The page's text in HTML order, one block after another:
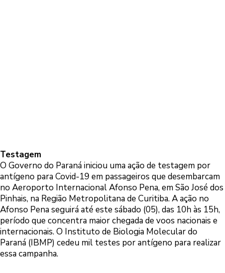
Testagem
O Governo do Paraná iniciou uma ação de testagem por
antígeno para Covid-19 em passageiros que desembarcam
no Aeroporto Internacional Afonso Pena, em São José dos
Pinhais, na Região Metropolitana de Curitiba. A ação no
Afonso Pena seguirá até este sábado (05), das 10h às 15h,
período que concentra maior chegada de voos nacionais e
internacionais. O Instituto de Biologia Molecular do
Paraná (IBMP) cedeu mil testes por antígeno para realizar
essa campanha.